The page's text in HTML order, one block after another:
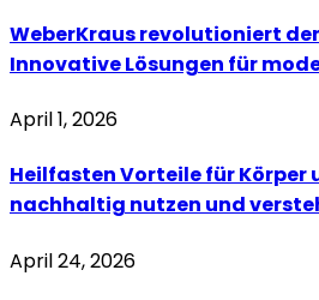
WeberKraus revolutioniert
Innovative Lösungen für
April 1, 2026
Heilfasten Vorteile für Körper
nachhaltig nutzen und
April 24, 2026